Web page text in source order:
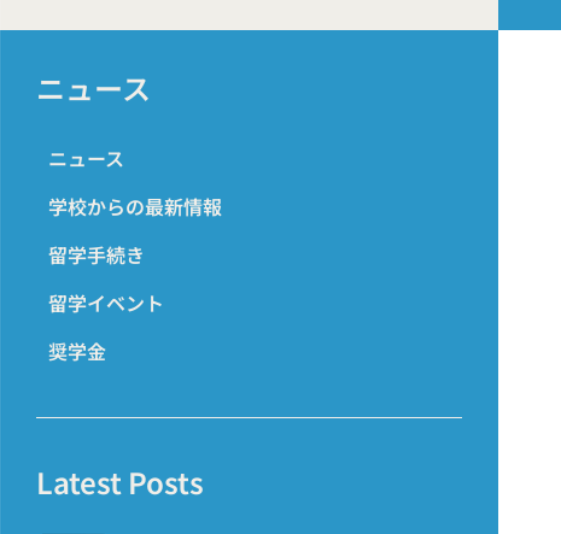
ニュース
ニュース
学校からの最新情報
留学手続き
留学イベント
奨学金
Latest Posts